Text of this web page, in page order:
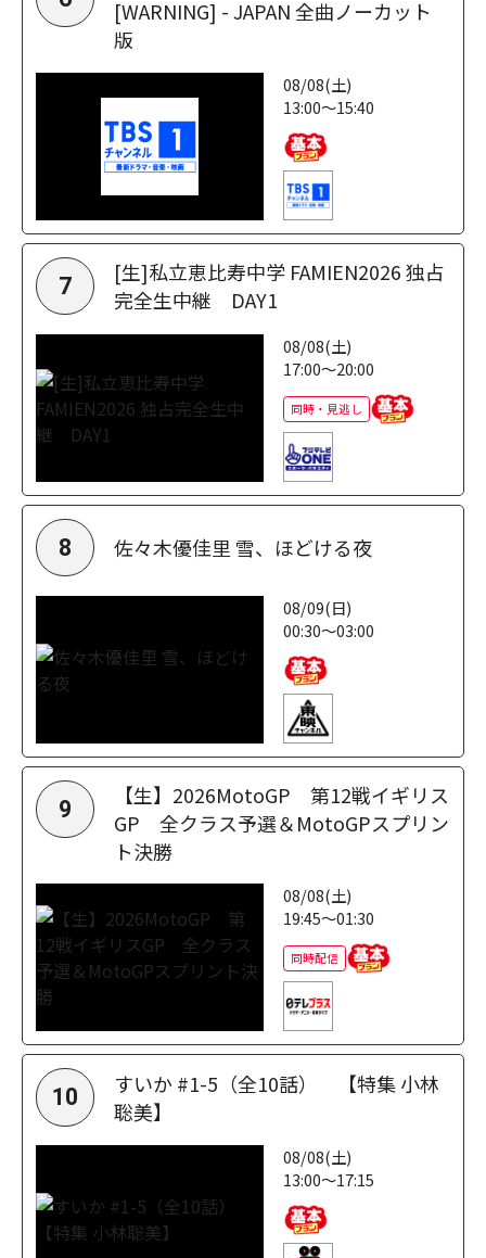
[WARNING] - JAPAN 全曲ノーカット
版
08/08(土)
13:00～15:40
7
[生]私立恵比寿中学 FAMIEN2026 独占
完全生中継 DAY1
08/08(土)
17:00～20:00
同時・見逃し
8 佐々木優佳里 雪、ほどける夜
08/09(日)
00:30～03:00
9
【生】2026MotoGP 第12戦イギリス
GP 全クラス予選＆MotoGPスプリン
ト決勝
08/08(土)
19:45～01:30
同時配信
10
すいか #1-5（全10話） 【特集 小林
聡美】
08/08(土)
13:00～17:15